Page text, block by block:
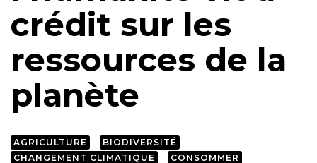
crédit sur les
ressources de la
planète
AGRICULTURE
BIODIVERSITÉ
CHANGEMENT CLIMATIQUE
CONSOMMER